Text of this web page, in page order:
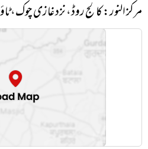
مرکز النور: کالج روڈ، نزد غازی چوک،